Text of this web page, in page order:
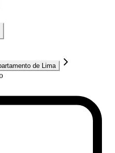
de Lima